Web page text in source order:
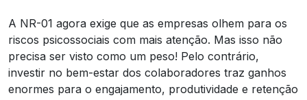
A NR-01 agora exige que as empresas olhem para os
riscos psicossociais com mais atenção. Mas isso não
precisa ser visto como um peso! Pelo contrário,
investir no bem-estar dos colaboradores traz ganhos
enormes para o engajamento, produtividade e retenção